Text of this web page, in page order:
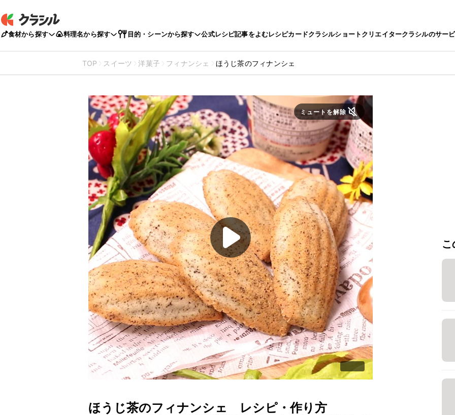
食材から探す 料理名から探す 目的・シーンから探す 公式レシピ記事をよむレシピカードクラシルショートクリエイタークラシルのサー
TOP スイーツ 洋菓子 フィナンシェ ほうじ茶のフィナンシェ
ミュートを解除
ほうじ茶のフィナンシェ レシピ・作り方